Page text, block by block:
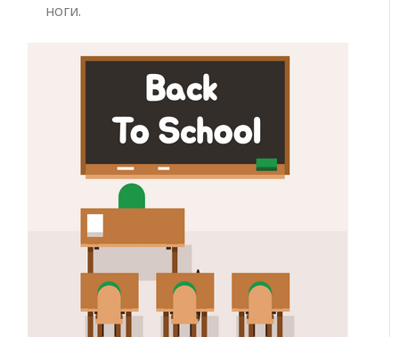
ноги.